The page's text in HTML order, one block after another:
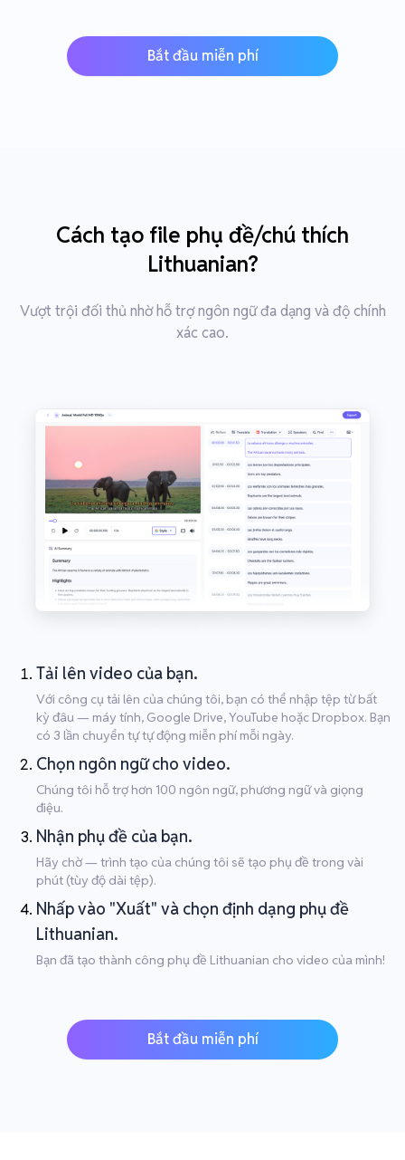
Bắt đầu miễn phí
Cách tạo file phụ đề/chú thích
Lithuanian?
Vượt trội đối thủ nhờ hỗ trợ ngôn ngữ đa dạng và độ chính
xác cao.
Tải lên video của bạn.
Với công cụ tải lên của chúng tôi, bạn có thể nhập tệp từ bất
kỳ đâu — máy tính, Google Drive, YouTube hoặc Dropbox. Bạn
có 3 lần chuyển tự tự động miễn phí mỗi ngày.
Chọn ngôn ngữ cho video.
Chúng tôi hỗ trợ hơn 100 ngôn ngữ, phương ngữ và giọng
điệu.
Nhận phụ đề của bạn.
Hãy chờ — trình tạo của chúng tôi sẽ tạo phụ đề trong vài
phút (tùy độ dài tệp).
Nhấp vào "Xuất" và chọn định dạng phụ đề
Lithuanian.
Bạn đã tạo thành công phụ đề Lithuanian cho video của mình!
Bắt đầu miễn phí